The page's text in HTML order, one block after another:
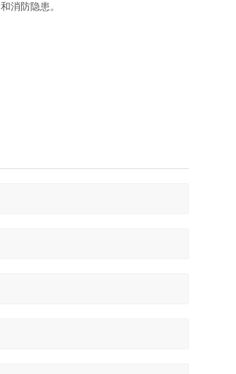
消防隐患。